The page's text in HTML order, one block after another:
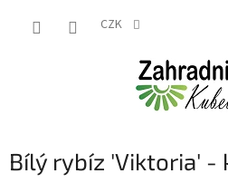
CZK
Bílý rybíz 'Viktoria' -